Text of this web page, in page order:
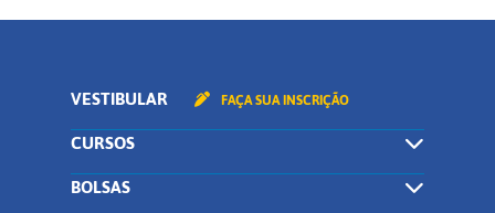
VESTIBULAR FAÇA SUA INSCRIÇÃO
CURSOS
BOLSAS